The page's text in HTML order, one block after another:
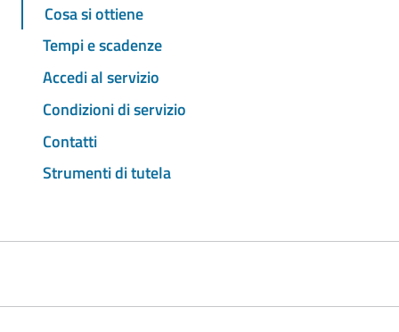
Cosa si ottiene
Tempi e scadenze
Accedi al servizio
Condizioni di servizio
Contatti
Strumenti di tutela